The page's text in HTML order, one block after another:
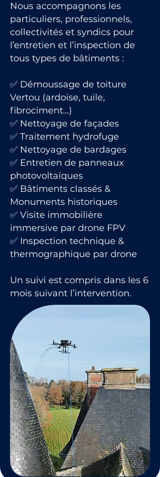
Nous accompagnons les
particuliers, professionnels,
collectivités et syndics pour
l’entretien et l’inspection de
tous types de bâtiments :
✅ Démoussage de toiture
Vertou (ardoise, tuile,
fibrociment…)
✅ Nettoyage de façades
✅ Traitement hydrofuge
✅ Nettoyage de bardages
✅ Entretien de panneaux
photovoltaïques
✅ Bâtiments classés &
Monuments historiques
✅ Visite immobilière
immersive par drone FPV
✅ Inspection technique &
thermographique par drone
Un suivi est compris dans les 6
mois suivant l’intervention.